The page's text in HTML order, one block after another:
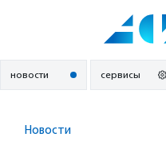
новости сервисы
Новости